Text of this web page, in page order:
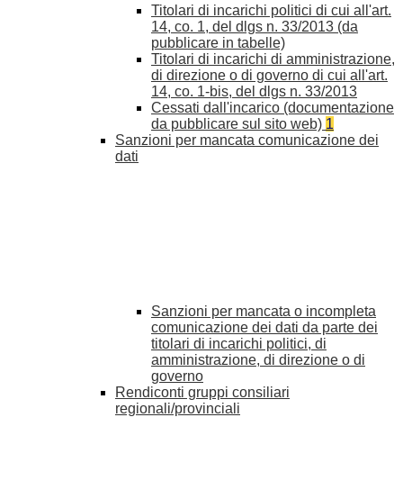
Titolari di incarichi politici di cui all'art.
14, co. 1, del dlgs n. 33/2013 (da
pubblicare in tabelle)
Titolari di incarichi di amministrazione,
di direzione o di governo di cui all'art.
14, co. 1-bis, del dlgs n. 33/2013
Cessati dall'incarico (documentazione
da pubblicare sul sito web) 1
Sanzioni per mancata comunicazione dei
dati
Sanzioni per mancata o incompleta
comunicazione dei dati da parte dei
titolari di incarichi politici, di
amministrazione, di direzione o di
governo
Rendiconti gruppi consiliari
regionali/provinciali